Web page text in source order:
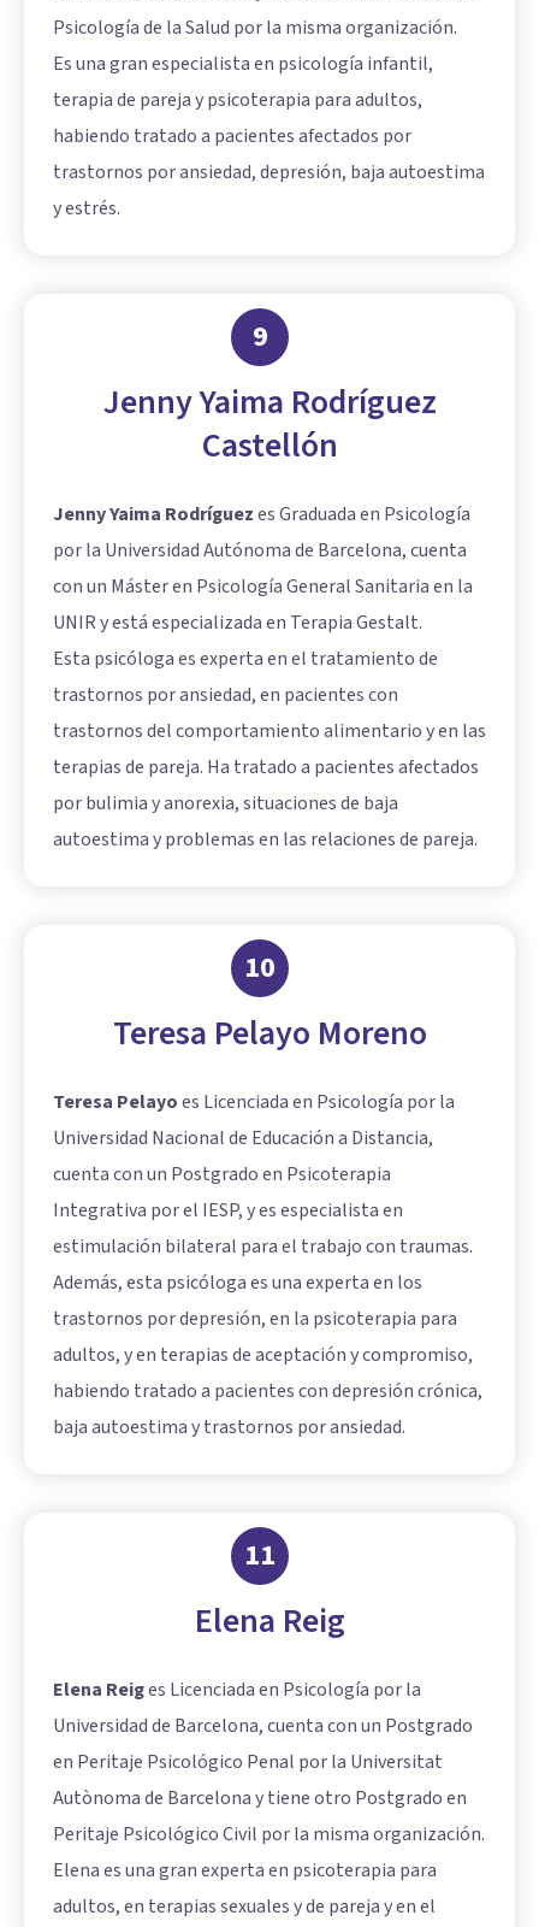
Psicología de la Salud por la misma organización.
Es una gran especialista en psicología infantil,
terapia de pareja y psicoterapia para adultos,
habiendo tratado a pacientes afectados por
trastornos por ansiedad, depresión, baja autoestima
y estrés.
9
Jenny Yaima Rodríguez
Castellón
Jenny Yaima Rodríguezes Graduada en Psicología
por la Universidad Autónoma de Barcelona, cuenta
con un Máster en Psicología General Sanitaria en la
UNIR y está especializada en Terapia Gestalt.
Esta psicóloga es experta en el tratamiento de
trastornos por ansiedad, en pacientes con
trastornos del comportamiento alimentario y en las
terapias de pareja. Ha tratado a pacientes afectados
por bulimia y anorexia, situaciones de baja
autoestima y problemas en las relaciones de pareja.
10
Teresa Pelayo Moreno
Teresa Pelayoes Licenciada en Psicología por la
Universidad Nacional de Educación a Distancia,
cuenta con un Postgrado en Psicoterapia
Integrativa por el IESP, y es especialista en
estimulación bilateral para el trabajo con traumas.
Además, esta psicóloga es una experta en los
trastornos por depresión, en la psicoterapia para
adultos, y en terapias de aceptación y compromiso,
habiendo tratado a pacientes con depresión crónica,
baja autoestima y trastornos por ansiedad.
11
Elena Reig
Elena Reiges Licenciada en Psicología por la
Universidad de Barcelona, cuenta con un Postgrado
en Peritaje Psicológico Penal por la Universitat
Autònoma de Barcelona y tiene otro Postgrado en
Peritaje Psicológico Civil por la misma organización.
Elena es una gran experta en psicoterapia para
adultos, en terapias sexuales y de pareja y en el